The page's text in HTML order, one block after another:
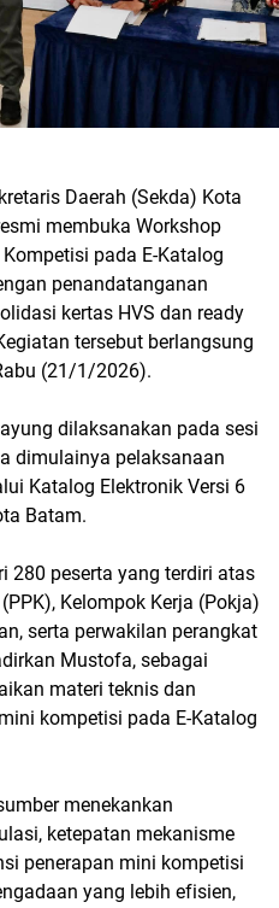
Daerah (Sekda) Kota
membuka Workshop
pada E-Katalog
penandatanganan
kertas HVS dan ready
tersebut berlangsung
(21/1/2026).
dilaksanakan pada sesi
dimulainya pelaksanaan
Katalog Elektronik Versi 6
Batam.
280 peserta yang terdiri atas
Kelompok Kerja (Pokja)
serta perwakilan perangkat
Mustofa, sebagai
materi teknis dan
kompetisi pada E-Katalog
menekankan
ketepatan mekanisme
penerapan mini kompetisi
yang lebih efisien,